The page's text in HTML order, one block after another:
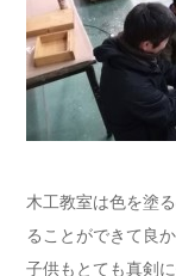
木工教室は色を塗
ることができて良か
子供もとても真剣